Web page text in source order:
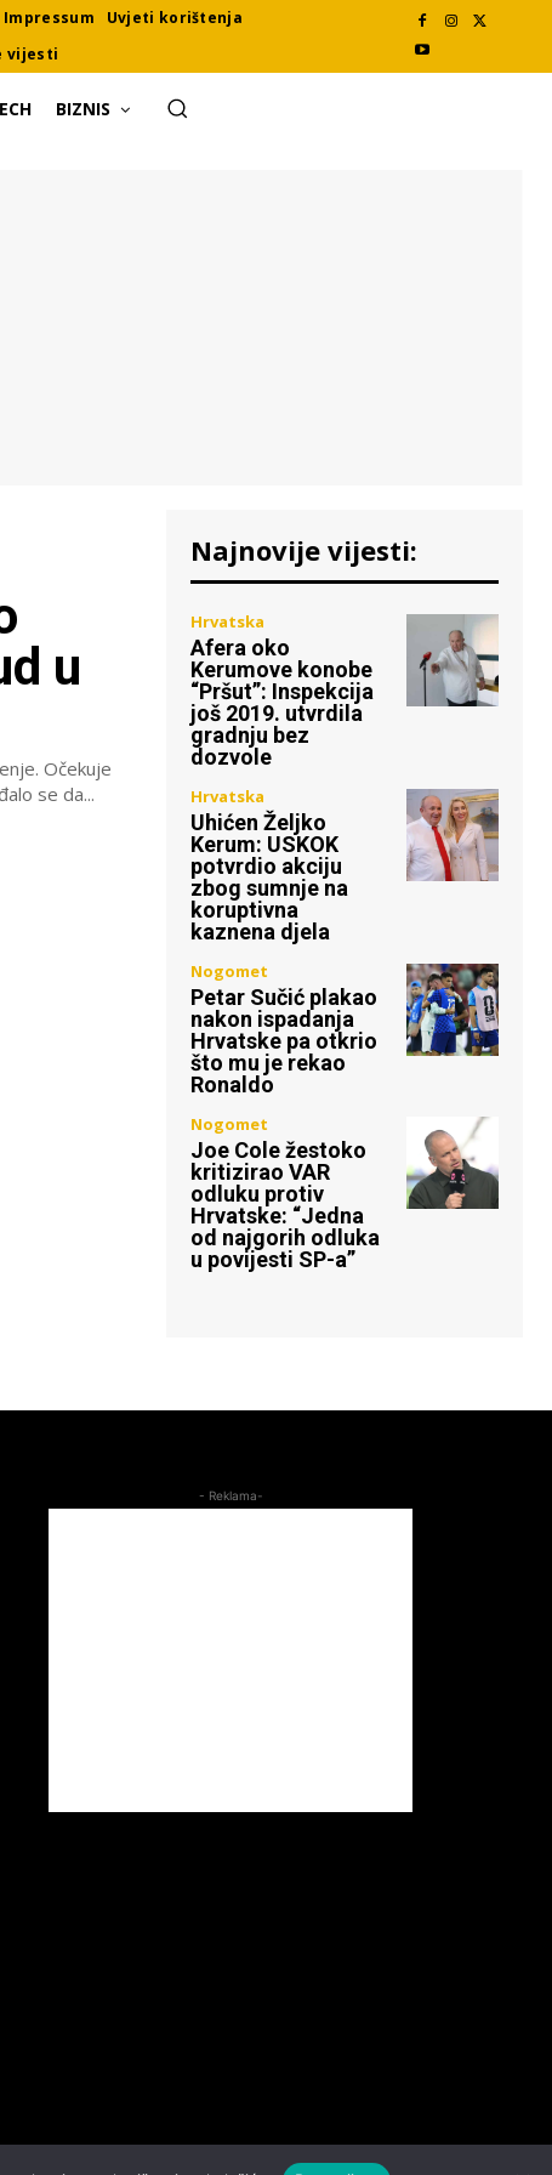
Impressum
Uvjeti korištenja
vijesti
BIZNIS
u
Očekuje
se da...
Najnovije vijesti:
Hrvatska
Afera oko
Kerumove konobe
“Pršut”: Inspekcija
još 2019. utvrdila
gradnju bez
dozvole
Hrvatska
Uhićen Željko
Kerum: USKOK
potvrdio akciju
zbog sumnje na
koruptivna
kaznena djela
Nogomet
Petar Sučić plakao
nakon ispadanja
Hrvatske pa otkrio
što mu je rekao
Ronaldo
Nogomet
Joe Cole žestoko
kritizirao VAR
odluku protiv
Hrvatske: “Jedna
od najgorih odluka
u povijesti SP-a”
- Reklama-